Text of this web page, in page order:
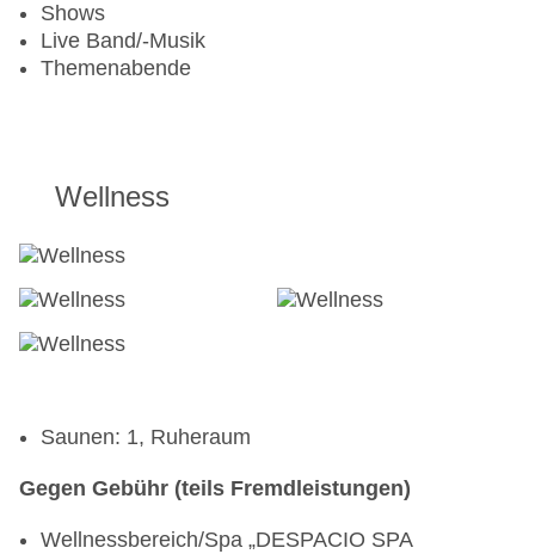
Shows
Live Band/-Musik
Themenabende
Wellness
Saunen: 1, Ruheraum
Gegen Gebühr (teils Fremdleistungen)
Wellnessbereich/Spa „DESPACIO SPA